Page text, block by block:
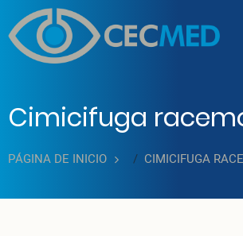
Pasar al contenido principal
Cimicifuga
PÁGINA DE INICIO CIMICIFUGA